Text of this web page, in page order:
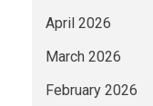
April 2026
March 2026
February 2026